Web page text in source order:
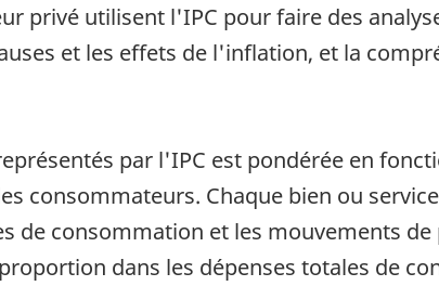
privé utilisent l'IPC pour faire des
et les effets de l'inflation, et la
par l'IPC est pondérée en
consommateurs. Chaque bien ou
de consommation et les mouvements
dans les dépenses totales de